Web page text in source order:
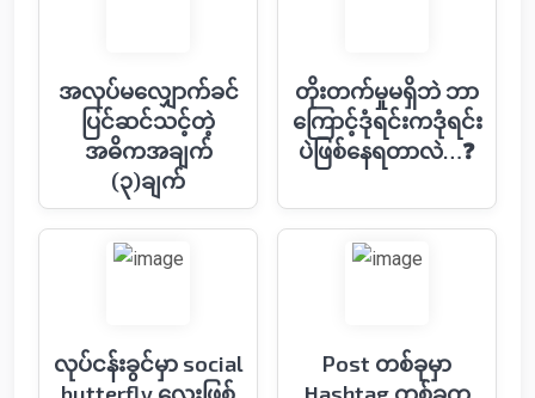
အလုပ်မလျှောက်ခင်
ပြင်ဆင်သင့်တဲ့
အဓိကအချက်
(၃)ချက်
တိုးတက်မှုမရှိဘဲ ဘာ
ကြောင့်ဒုံရင်းကဒုံရင်း
ပဲဖြစ်နေရတာလဲ…❓
လုပ်ငန်းခွင်မှာ social
Post တစ်ခုမှာ